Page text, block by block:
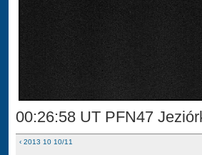
00:26:58 UT PFN47
‹ 2013 10 10/11